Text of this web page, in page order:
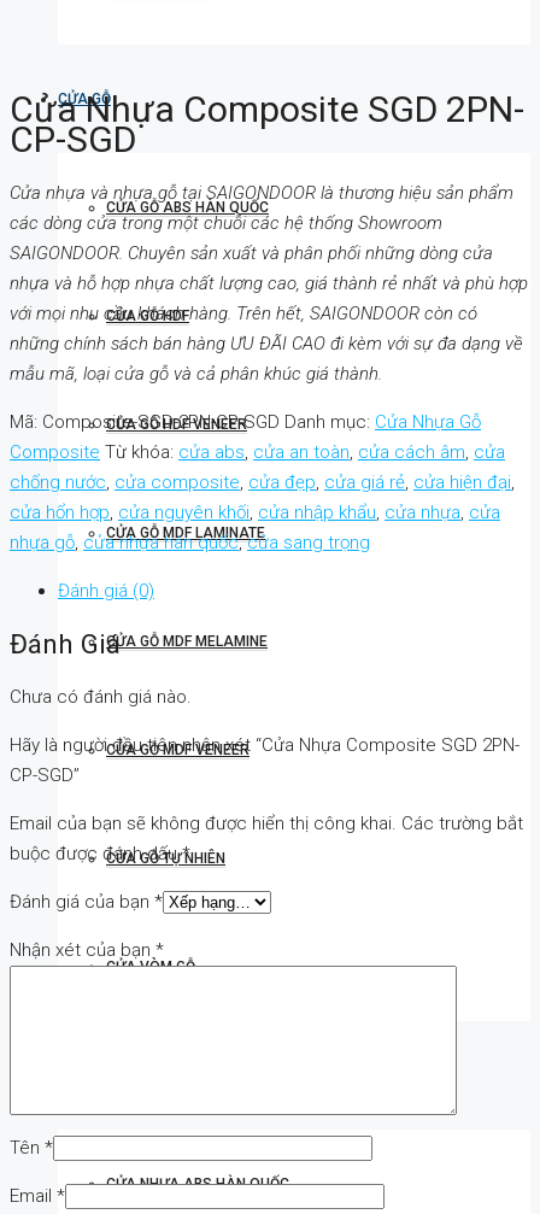
CỬA GỖ
CỬA GỖ ABS HÀN QUỐC
CỬA GỖ HDF
CỬA GỖ HDF VENEER
CỬA GỖ MDF LAMINATE
CỬA GỖ MDF MELAMINE
CỬA GỖ MDF VENEER
CỬA GỖ TỰ NHIÊN
CỬA VÒM GỖ
CỬA NHỰA ABS HÀN QUỐC
Cửa Nhựa Composite SGD 2PN-
CP-SGD
Cửa nhựa và nhựa gỗ tại SAIGONDOOR là thương hiệu sản phẩm
các dòng cửa trong một chuỗi các hệ thống Showroom
SAIGONDOOR. Chuyên sản xuất và phân phối những dòng cửa
nhựa và hỗ hợp nhựa chất lượng cao, giá thành rẻ nhất và phù hợp
với mọi nhu cầu khách hàng. Trên hết, SAIGONDOOR còn có
những chính sách bán hàng ƯU ĐÃI CAO đi kèm với sự đa dạng về
mẫu mã, loại cửa gỗ và cả phân khúc giá thành.
Mã: Composite-SGD-2PN-CP-SGD Danh mục: Cửa Nhựa Gỗ
Composite Từ khóa: cửa abs, cửa an toàn, cửa cách âm, cửa
chống nước, cửa composite, cửa đẹp, cửa giá rẻ, cửa hiện đại,
cửa hổn hợp, cửa nguyên khối, cửa nhập khẩu, cửa nhựa, cửa
nhựa gỗ, cửa nhựa hàn quốc,cửa sang trọng
Đánh giá (0)
Đánh Giá
Chưa có đánh giá nào.
Hãy là người đầu tiên nhận xét “Cửa Nhựa Composite SGD 2PN-
CP-SGD”
Email của bạn sẽ không được hiển thị công khai. Các trường bắt
buộc được đánh dấu*
Đánh giá của bạn *
Nhận xét của bạn *
Tên *
Email *